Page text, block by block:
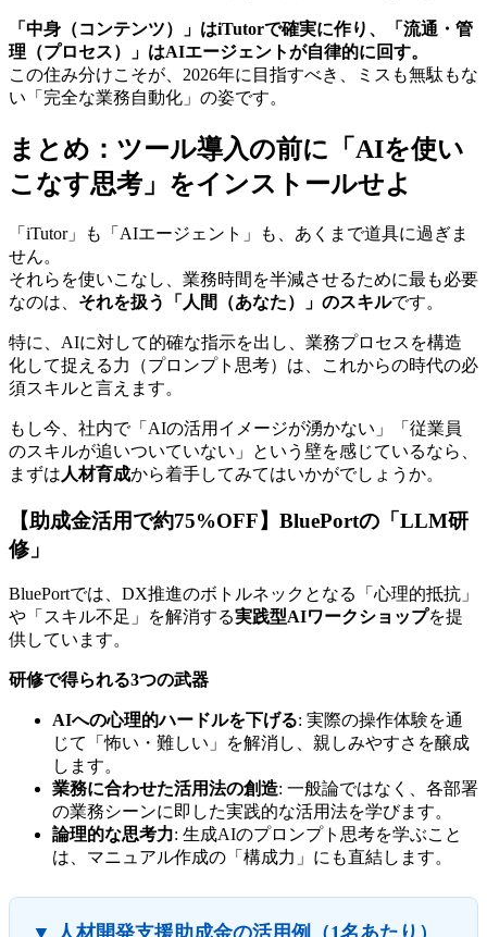
「中身（コンテンツ）」はiTutorで確実に作り、「流通・管
理（プロセス）」はAIエージェントが自律的に回す。
この住み分けこそが、2026年に目指すべき、ミスも無駄もな
い「完全な業務自動化」の姿です。
まとめ：ツール導入の前に「AIを使い
こなす思考」をインストールせよ
「iTutor」も「AIエージェント」も、あくまで道具に過ぎま
せん。
それらを使いこなし、業務時間を半減させるために最も必要
なのは、 それを扱う「人間（あなた）」のスキルです。
特に、AIに対して的確な指示を出し、業務プロセスを構造
化して捉える力（プロンプト思考）は、これからの時代の必
須スキルと言えます。
もし今、社内で「AIの活用イメージが湧かない」「従業員
のスキルが追いついていない」という壁を感じているなら、
まずは 人材育成から着手してみてはいかがでしょうか。
【助成金活用で約75%OFF】BluePortの「LLM研
修」
BluePortでは、DX推進のボトルネックとなる「心理的抵抗」
や「スキル不足」を解消する実践型AIワークショップを提
供しています。
研修で得られる3つの武器
AIへの心理的ハードルを下げる: 実際の操作体験を通
じて「怖い・難しい」を解消し、親しみやすさを醸成
します。
業務に合わせた活用法の創造: 一般論ではなく、各部署
の業務シーンに即した実践的な活用法を学びます。
論理的な思考力: 生成AIのプロンプト思考を学ぶこと
は、マニュアル作成の「構成力」にも直結します。